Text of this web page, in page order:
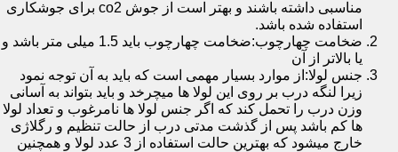
مناسبی داشته باشند و بهتر است از جوش co2 برای جوشکاری
استفاده شده باشد.
ضخامت چهارچوب:ضخامت چهارچوب باید 1.5 میلی متر باشد و
یا بالاتر از آن
جنس لولا:از موارد بسیار مهمی است که باید به آن توجه نمود
زیرا لنگه درب بر روی این لولا ها میچرخد و باید بتواند به آسانی
وزن درب را تحمل کند که اگر جنس لولا ها نامرغوب و تعداد لولا
ها کم باشد پس از گذشت مدتی درب از حالت تنظیم و رگلاژی
خارج میشود که بهترین حالت استفاده از 3 عدد لولا و همچنین